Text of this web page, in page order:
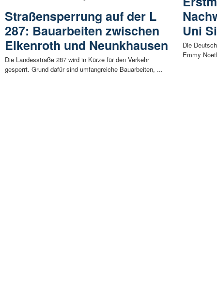
Straßensperrung auf der L
287: Bauarbeiten zwischen
Elkenroth und Neunkhausen
Die Landesstraße 287 wird in Kürze für den Verkehr
gesperrt. Grund dafür sind umfangreiche Bauarbeiten, ...
Uni
Die
Emmy